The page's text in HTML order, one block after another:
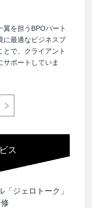
翼を担うBPOパート
に最適なビジネスプ
とで、クライアント
サポートしていま
ス
ジェロトーク」